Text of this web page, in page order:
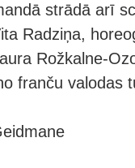
strādā arī
Radziņa,
Rožkalne-
franču valodas